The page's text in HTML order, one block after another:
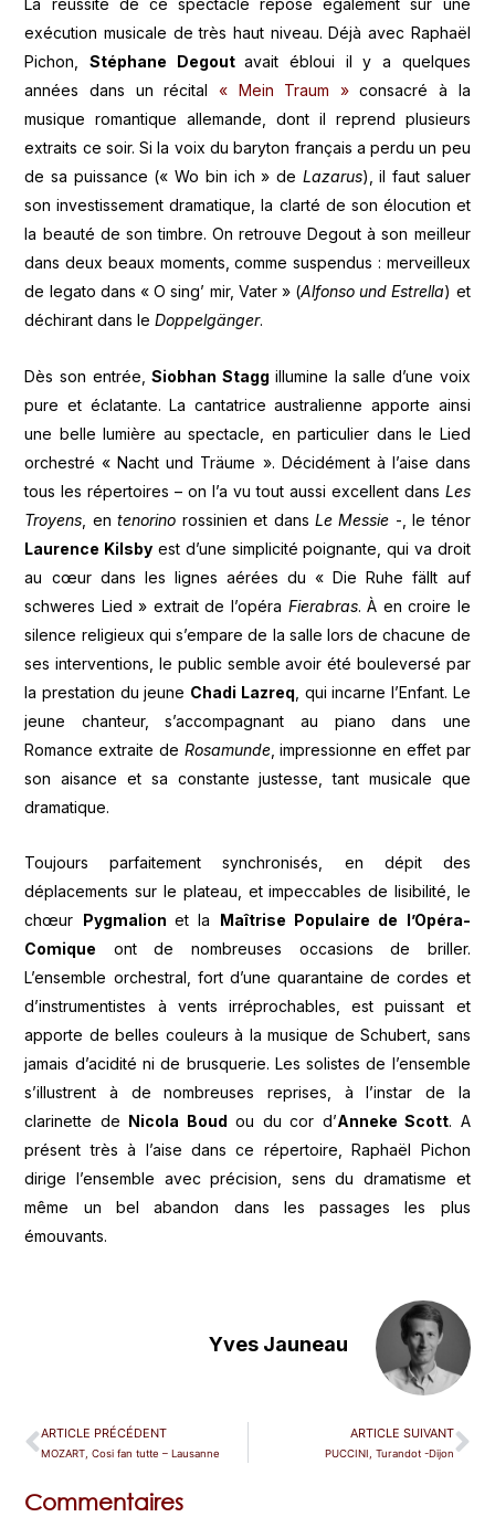
La réussite de ce spectacle repose également sur une
exécution musicale de très haut niveau. Déjà avec Raphaël
Pichon,Stéphane Degoutavait ébloui il y a quelques
années dans un récital « Mein Traum »consacré à la
musique romantique allemande, dont il reprend plusieurs
extraits ce soir. Si la voix du baryton français a perdu un peu
de sa puissance (« Wo bin ich » de Lazarus), il faut saluer
son investissement dramatique, la clarté de son élocution et
la beauté de son timbre. On retrouve Degout à son meilleur
dans deux beaux moments, comme suspendus : merveilleux
de legato dans « O sing’ mir, Vater » (Alfonso und Estrella) et
déchirant dans leDoppelgänger.
Dès son entrée,Siobhan Stagg illumine la salle d’une voix
pure et éclatante. La cantatrice australienne apporte ainsi
une belle lumière au spectacle, en particulier dans le Lied
orchestré « Nacht und Träume ». Décidément à l’aise dans
tous les répertoires – on l’a vu tout aussi excellent dans Les
Troyens , entenorino rossinien et dans Le Messie -, le ténor
Laurence Kilsby est d’une simplicité poignante, qui va droit
au cœur dans les lignes aérées du « Die Ruhe fällt auf
schweres Lied » extrait de l’opéra Fierabras. À en croire le
silence religieux qui s’empare de la salle lors de chacune de
ses interventions, le public semble avoir été bouleversé par
la prestation du jeune Chadi Lazreq , qui incarne l’Enfant. Le
jeune chanteur, s’accompagnant au piano dans une
Romance extraite de Rosamunde, impressionne en effet par
son aisance et sa constante justesse, tant musicale que
dramatique.
Toujours parfaitement synchronisés, en dépit des
déplacements sur le plateau, et impeccables de lisibilité, le
chœur
Pygmalionet la
Maîtrise Populaire de l’Opéra-
Comique ont de nombreuses occasions de briller.
L’ensemble orchestral, fort d’une quarantaine de cordes et
d’instrumentistes à vents irréprochables, est puissant et
apporte de belles couleurs à la musique de Schubert, sans
jamais d’acidité ni de brusquerie. Les solistes de l’ensemble
s’illustrent à de nombreuses reprises, à l’instar de la
clarinette de
Nicola Boud ou du cor d’Anneke Scott. A
présent très à l’aise dans ce répertoire, Raphaël Pichon
dirige l’ensemble avec précision, sens du dramatisme et
même un bel abandon dans les passages les plus
émouvants.
Yves Jauneau
ARTICLE PRÉCÉDENT
MOZART, Cosi fan tutte – Lausanne
ARTICLE SUIVANT
PUCCINI, Turandot -Dijon
Commentaires